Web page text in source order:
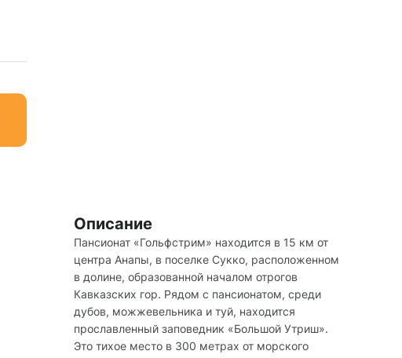
Описание
Пансионат «Гольфстрим» находится в 15 км от
центра Анапы, в поселке Сукко, расположенном
в долине, образованной началом отрогов
Кавказских гор. Рядом с пансионатом, среди
дубов, можжевельника и туй, находится
прославленный заповедник «Большой Утриш».
Это тихое место в 300 метрах от морского